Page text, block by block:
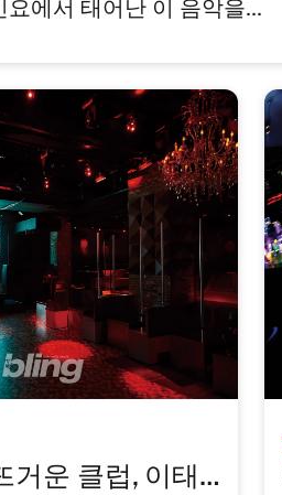
요에서 태어난 이 음악을...
거운 클럽, 이태